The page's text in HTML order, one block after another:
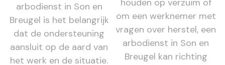
arbodienst in Son en
Breugel is het belangrijk
dat de ondersteuning
aansluit op de aard van
het werk en de situatie.
om een werknemer met
vragen over herstel, een
arbodienst in Son en
Breugel kan richting